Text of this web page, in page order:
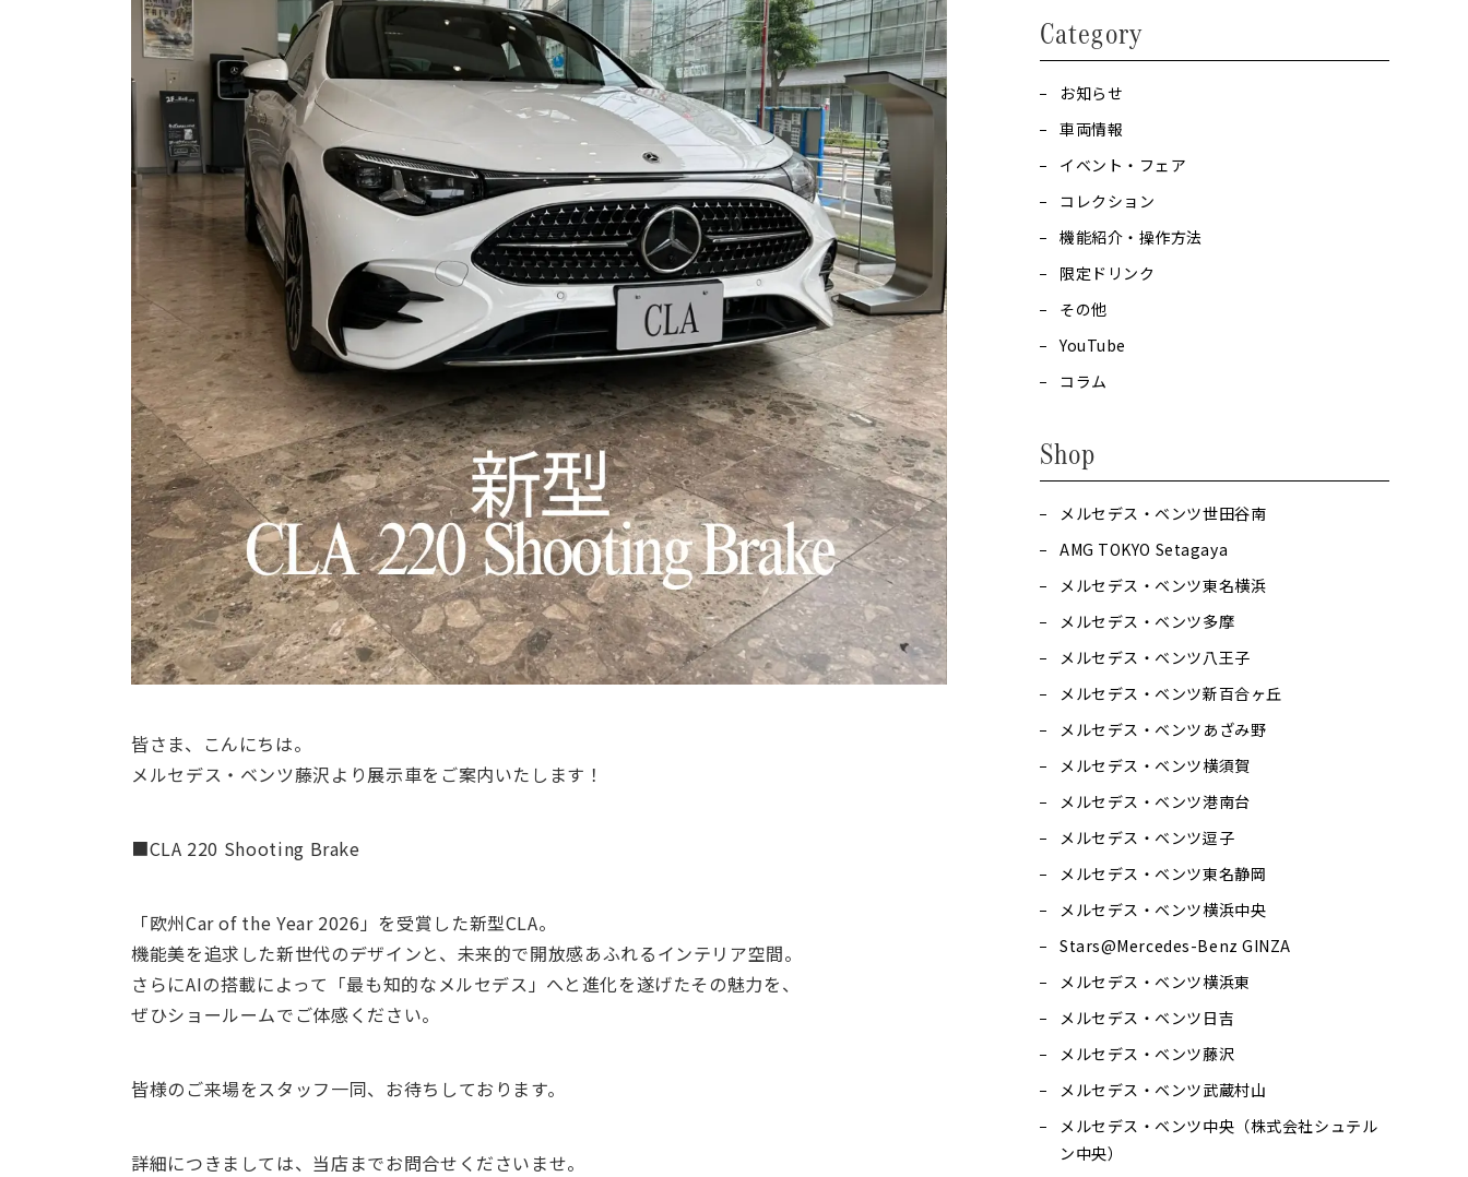
皆さま、こんにちは。
メルセデス・ベンツ藤沢より展示車をご案内いたします！
■CLA 220 Shooting Brake
「欧州Car of the Year 2026」を受賞した新型CLA。
機能美を追求した新世代のデザインと、未来的で開放感あふれるインテリア空間。
さらにAIの搭載によって「最も知的なメルセデス」へと進化を遂げたその魅力を、
ぜひショールームでご体感ください。
皆様のご来場をスタッフ一同、お待ちしております。
詳細につきましては、当店までお問合せくださいませ。
Category
お知らせ
車両情報
イベント・フェア
コレクション
機能紹介・操作方法
限定ドリンク
その他
YouTube
コラム
Shop
メルセデス・ベンツ世田谷南
AMG TOKYO Setagaya
メルセデス・ベンツ東名横浜
メルセデス・ベンツ多摩
メルセデス・ベンツ八王子
メルセデス・ベンツ新百合ヶ丘
メルセデス・ベンツあざみ野
メルセデス・ベンツ横須賀
メルセデス・ベンツ港南台
メルセデス・ベンツ逗子
メルセデス・ベンツ東名静岡
メルセデス・ベンツ横浜中央
Stars@Mercedes-Benz GINZA
メルセデス・ベンツ横浜東
メルセデス・ベンツ日吉
メルセデス・ベンツ藤沢
メルセデス・ベンツ武蔵村山
メルセデス・ベンツ中央（株式会社シュテル
ン中央）